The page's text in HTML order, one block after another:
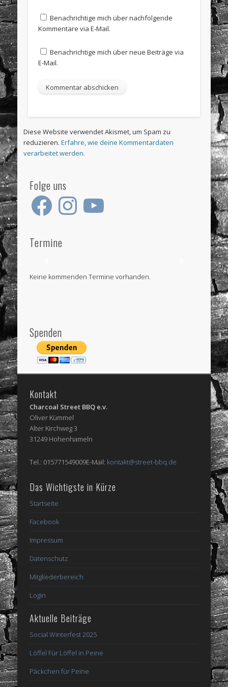
Benachrichtige mich über nachfolgende
Kommentare via E-Mail.
Benachrichtige mich über neue Beiträge via
E-Mail.
Diese Website verwendet Akismet, um Spam zu
reduzieren.Erfahre, wie deine Kommentardaten
verarbeitet werden.
Folge uns
Facebook Instagram
Termine
Keine kommenden Termine vorhanden.
Spenden
Kontakt
Charcoal Street BBQ e.v.
Oliver Kümmel
Alter Kirchweg 3
31249 Hohenhameln
Tel.: 015771549009E-Mail: kontakt@street-bbq.de
Das Wichtigste in Kürze
Startseite
Facebook
Impressum
Datenschutz
Mitgliederbereich
Login
Aktuelle Beiträge
Social Winterfest 2025
Löffel Für Löffel in Peine
Päckchen für Peine